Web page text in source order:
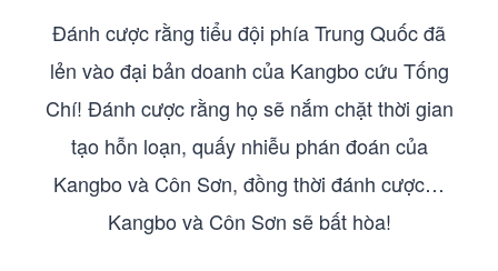
Đánh cược rằng tiểu đội phía Trung Quốc đã
lẻn vào đại bản doanh của Kangbo cứu Tống
Chí! Đánh cược rằng họ sẽ nắm chặt thời gian
tạo hỗn loạn, quấy nhiễu phán đoán của
Kangbo và Côn Sơn, đồng thời đánh cược…
Kangbo và Côn Sơn sẽ bất hòa!